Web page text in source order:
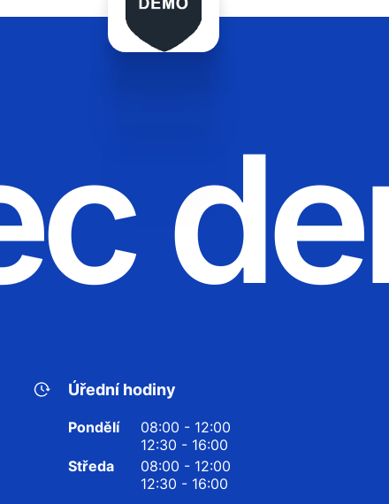
Úřední hodiny
Pondělí
08:00 - 12:00
12:30 - 16:00
Středa
08:00 - 12:00
12:30 - 16:00